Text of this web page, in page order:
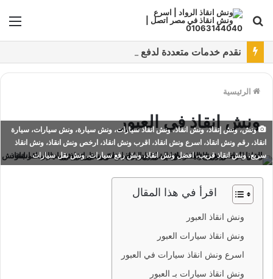
بحث
عن
الرئيسية
ونش انقاذ في العبور
ونش، ونش إنقاذ، ونش انقاذ، ونش انقاذ سيارات، ونش سيارة، ونش سيارات، سيارة
انقاذ، رقم ونش انقاذ، اسرع ونش انقاذ، اقرب ونش انقاذ، ارخص ونش انقاذ، ونش انقاذ
سريع، ونش انقاذ قريب، افضل ونش انقاذ، ونش رفع سيارات، ونش نقل سيارات
اقرأ في هذا المقال
ونش انقاذ العبور
ونش انقاذ سيارات العبور
اسرع ونش انقاذ سيارات في العبور
ونش انقاذ سيارات بـ العبور